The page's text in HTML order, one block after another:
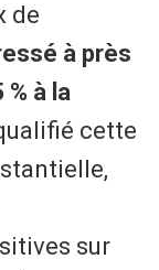
de
à près
% à la
cette
sur